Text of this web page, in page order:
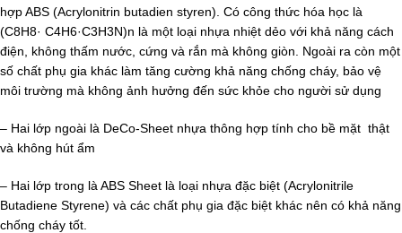
hợp ABS (Acrylonitrin butadien styren). Có công thức hóa học là
(C8H8· C4H6·C3H3N)n là một loại nhựa nhiệt dẻo với khả năng cách
điện, không thấm nước, cứng và rắn mà không giòn. Ngoài ra còn một
số chất phụ gia khác làm tăng cường khả năng chống cháy, bảo vệ
môi trường mà không ảnh hưởng đến sức khỏe cho người sử dụng
– Hai lớp ngoài là DeCo-Sheet nhựa thông hợp tính cho bề mặt thật
và không hút ẩm
– Hai lớp trong là ABS Sheet là loại nhựa đặc biệt (Acrylonitrile
Butadiene Styrene) và các chất phụ gia đặc biệt khác nên có khả năng
chống cháy tốt.